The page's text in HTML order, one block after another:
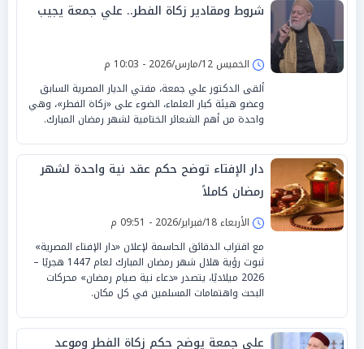
شروط ومقادير زكاة الفطر.. علي جمعة يجيب
الخميس 12/مارس/2026 - 10:03 م
ألقى الدكتور علي جمعة، مفتي الديار المصرية السابق
وعضو هيئة كبار العلماء، الضوء على «زكاة الفطر»، وهي
واحدة من أهم الشعائر الختامية لشهر رمضان المبارك.
دار الإفتاء توضح حكم عقد نية واحدة لشهر
رمضان كاملاً
الأربعاء 18/فبراير/2026 - 09:51 م
مع اقتراب الدقائق الحاسمة لإعلان «دار الإفتاء المصرية»
ثبوت رؤية هلال شهر رمضان المبارك لعام 1447 هجريًا –
2026 ميلاديًا، يتصدر «دعاء نية صيام رمضان» محركات
البحث واهتمامات المسلمين في كل مكان.
علي جمعة يوضح حكم زكاة الفطر وموعد